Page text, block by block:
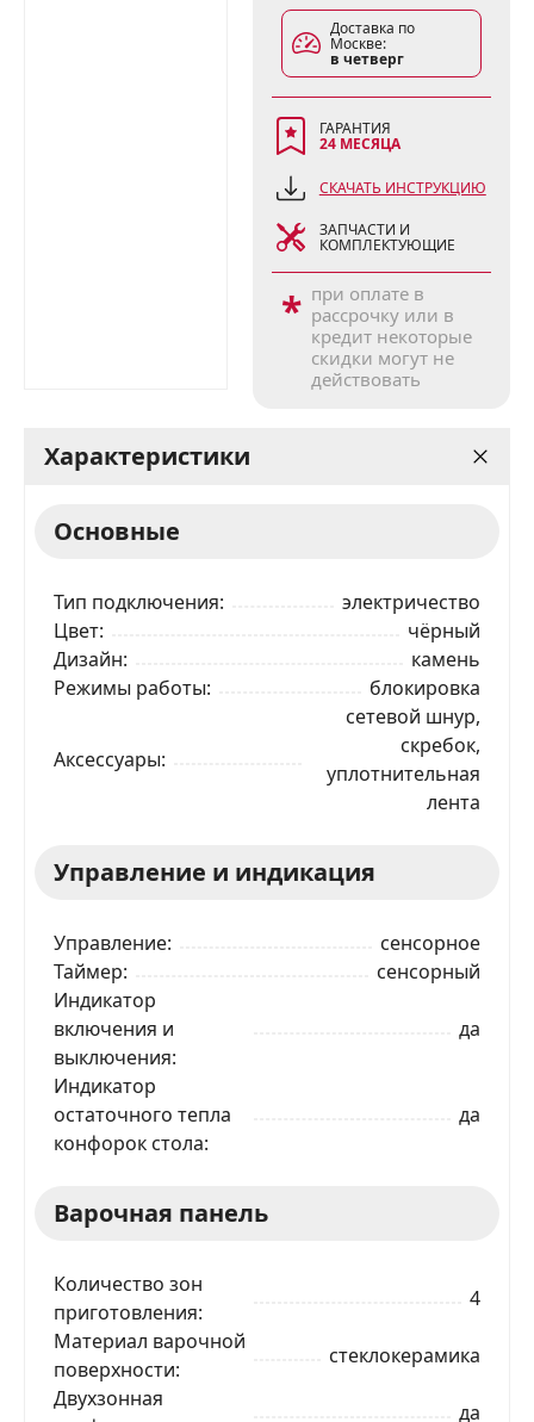
Доставка по
Москве:
в четверг
ГАРАНТИЯ
24 МЕСЯЦА
СКАЧАТЬ ИНСТРУКЦИЮ
ЗАПЧАСТИ И
КОМПЛЕКТУЮЩИЕ
* при оплате в
рассрочку или в
кредит некоторые
скидки могут не
действовать
Характеристики
Основные
Тип подключения
электричество
Цвет
чёрный
Дизайн
камень
Режимы работы
блокировка
Аксессуары
сетевой шнур,
скребок,
уплотнительная
лента
Управление и индикация
Управление
сенсорное
Таймер
сенсорный
Индикатор
включения и
выключения
да
Индикатор
остаточного тепла
конфорок стола
да
Варочная панель
Количество зон
приготовления
4
Материал варочной
поверхности
стеклокерамика
Двухзонная
да